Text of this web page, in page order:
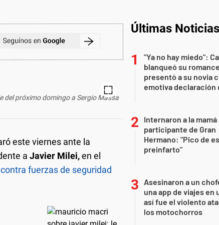
del próximo domingo a Sergio Massa
este viernes ante la
a Javier Milei,en el
fuerzas de seguridad
Últimas Noticias
"Ya no hay miedo":
blanqueó su
presentó a su novia
emotiva declaración
Internaron a la mamá
participante de Gran
Hermano: "Pico de
preinfarto"
Asesinaron a un
una app de viajes en
así fue el violento
los motochorros